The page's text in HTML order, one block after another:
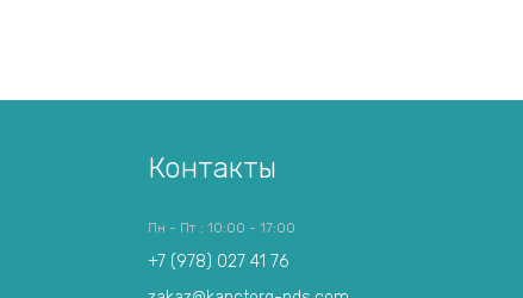
Контакты
Пн - Пт : 10:00 - 17:00
+7 (978) 027 41 76